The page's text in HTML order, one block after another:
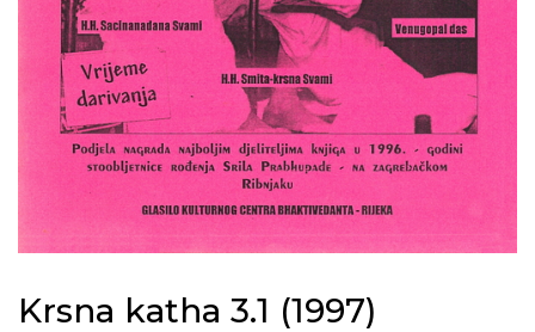
Krsna katha 3.1 (1997)